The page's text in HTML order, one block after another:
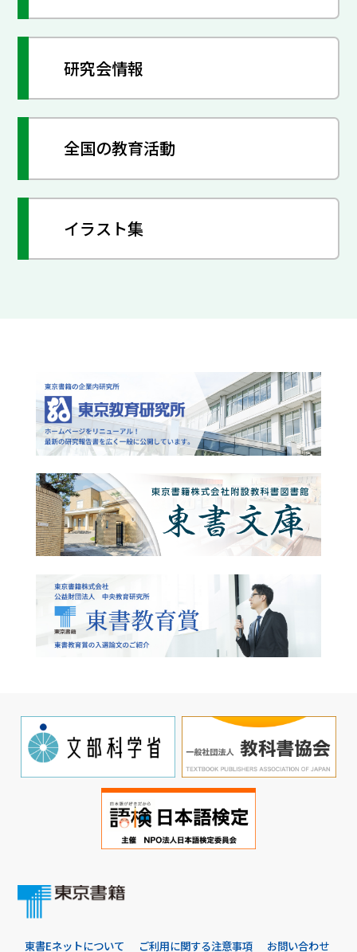
研究会情報
全国の教育活動
イラスト集
東書Eネットについて ご利用に関する注意事項 お問い合わせ